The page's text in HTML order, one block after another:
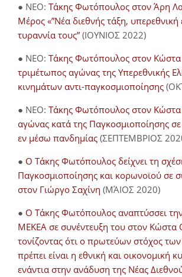
● NEO: Τάκης Φωτόπουλος στον Άρη
Μέρος «”Νέα διεθνής τάξη, υπερεθνική
τυραννία τους” (ΙΟΥΝΙΟΣ 2022)
● NEO: Τάκης Φωτόπουλος στον
τριμέτωπος αγώνας της Υπερεθνικής
κινημάτων αντι-παγκοσμιοποίησης
● NEO: Τάκης Φωτόπουλος στον
αγώνας κατά της Παγκοσμιοποίησης σε
εν μέσω πανδημίας (ΣΕΠΤΕΜΒΡΙΟΣ
● Ο Τάκης Φωτόπουλος δείχνει τη
Παγκοσμιοποίησης και κορωνοϊού σε
στον Γιώργο Σαχίνη (ΜΆΙΟΣ 2020)
● O Τάκης Φωτόπουλος αναπτύσσει
ΜΕΚΕΑ σε συνέντευξη του στον Κώστα
τονίζοντας ότι ο πρωτεύων στόχος
πρέπει είναι η εθνική και οικονομική
ενάντια στην ανάδυση της Νέας